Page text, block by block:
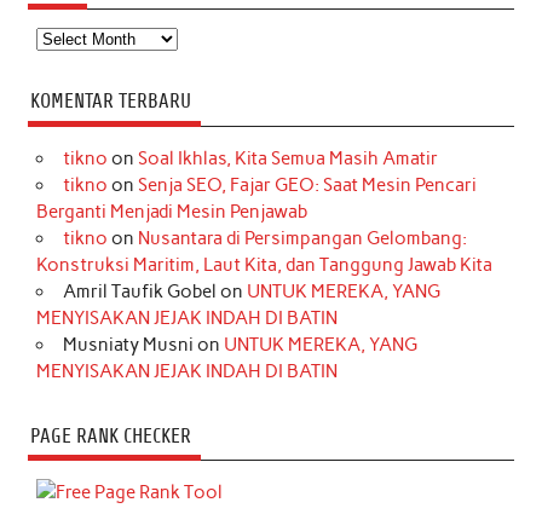
Arsip
KOMENTAR TERBARU
tikno on Soal Ikhlas, Kita Semua Masih Amatir
tikno on Senja SEO, Fajar GEO: Saat Mesin Pencari
Berganti Menjadi Mesin Penjawab
tikno on Nusantara di Persimpangan Gelombang:
Konstruksi Maritim, Laut Kita, dan Tanggung Jawab Kita
Amril Taufik Gobel on UNTUK MEREKA, YANG
MENYISAKAN JEJAK INDAH DI BATIN
Musniaty Musni on UNTUK MEREKA, YANG
MENYISAKAN JEJAK INDAH DI BATIN
PAGE RANK CHECKER